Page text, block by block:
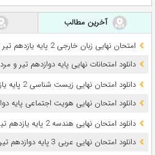
آخرین مطالب
امتحان نهایی زبان خارجی 2 پایه یازدهم تیر و مرداد 1405 + فایل صوتی
دانلود امتحانات نهایی پایه دوازدهم تیر و مرداد
دانلود امتحان نهایی زیست شناسی 2 پایه یازدهم تیر 1405 + پاسخ
دانلود امتحان نهایی هویت اجتماعی پایه دوازدهم تیر
دانلود امتحان نهایی هندسه 2 پایه یازدهم تیر 1405 + پاسخ
دانلود امتحان نهایی عربی 3 پایه دوازدهم تیر 1405 + پاسخ